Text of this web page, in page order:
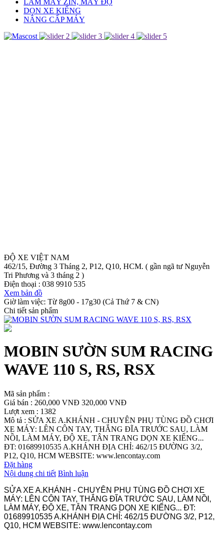
DỌN XE KIỂNG
NÂNG CẤP MÁY
ĐỘ XE VIỆT NAM
462/15, Đường 3 Tháng 2, P12, Q10, HCM. ( gần ngã tư Nguyễn
Tri Phương và 3 tháng 2 )
Điện thoại : 038 9910 535
Xem bản đồ
Giờ làm việc: Từ 8g00 - 17g30 (Cả Thứ 7 & CN)
Chi tiết sản phẩm
MOBIN SƯỜN SUM RACING
WAVE 110 S, RS, RSX
Mã sản phẩm :
Giá bán : 260,000 VNĐ 320,000 VNĐ
Lượt xem : 1382
Mô tả : SỬA XE A.KHÁNH - CHUYÊN PHỤ TÙNG ĐỒ CHƠI
XE MÁY: LÊN CÔN TAY, THẮNG ĐĨA TRƯỚC SAU, LÀM
NỒI, LÀM MÁY, ĐỘ XE, TÂN TRANG DỌN XE KIỂNG...
ĐT: 01689910535 A.KHÁNH ĐỊA CHỈ: 462/15 ĐƯỜNG 3/2,
P12, Q10, HCM WEBSITE: www.lencontay.com
Đặt hàng
Nội dung chi tiết Bình luận
SỬA XE A.KHÁNH - CHUYÊN PHỤ TÙNG ĐỒ CHƠI XE
MÁY: LÊN CÔN TAY, THẮNG ĐĨA TRƯỚC SAU, LÀM NỒI,
LÀM MÁY, ĐỘ XE, TÂN TRANG DỌN XE KIỂNG... ĐT:
01689910535 A.KHÁNH ĐỊA CHỈ: 462/15 ĐƯỜNG 3/2, P12,
Q10, HCM WEBSITE: www.lencontay.com